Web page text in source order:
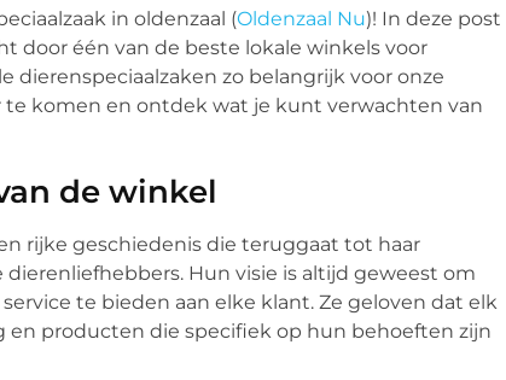
in oldenzaal (Oldenzaal Nu)! In deze post
door één van de beste lokale winkels voor
dierenspeciaalzaken zo belangrijk voor onze
te komen en ontdek wat je kunt verwachten van
de winkel
rijke geschiedenis die teruggaat tot haar
Hun visie is altijd geweest om
te bieden aan elke klant. Ze geloven dat elk
en producten die specifiek op hun behoeften zijn